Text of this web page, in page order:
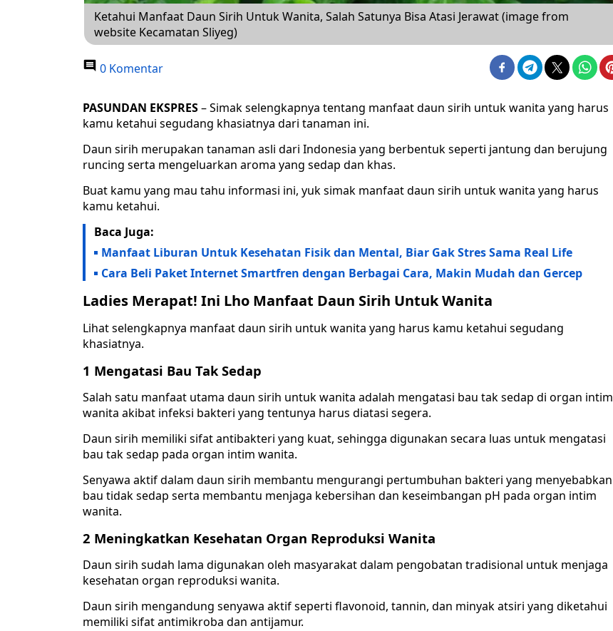
Ketahui Manfaat Daun Sirih Untuk Wanita, Salah Satunya Bisa Atasi Jerawat (image from
website Kecamatan Sliyeg)
0 Komentar
PASUNDAN EKSPRES– Simak selengkapnya tentang manfaat daun sirih untuk wanita yang harus
kamu ketahui segudang khasiatnya dari tanaman ini.
Daun sirih merupakan tanaman asli dari Indonesia yang berbentuk seperti jantung dan berujung
runcing serta mengeluarkan aroma yang sedap dan khas.
Buat kamu yang mau tahu informasi ini, yuk simak manfaat daun sirih untuk wanita yang harus
kamu ketahui.
Baca Juga:
Manfaat Liburan Untuk Kesehatan Fisik dan Mental, Biar Gak Stres Sama Real Life
Cara Beli Paket Internet Smartfren dengan Berbagai Cara, Makin Mudah dan Gercep
Ladies Merapat! Ini Lho Manfaat Daun Sirih Untuk Wanita
Lihat selengkapnya manfaat daun sirih untuk wanita yang harus kamu ketahui segudang
khasiatnya.
1 Mengatasi Bau Tak Sedap
Salah satu manfaat utama daun sirih untuk wanita adalah mengatasi bau tak sedap di organ intim
wanita akibat infeksi bakteri yang tentunya harus diatasi segera.
Daun sirih memiliki sifat antibakteri yang kuat, sehingga digunakan secara luas untuk mengatasi
bau tak sedap pada organ intim wanita.
Senyawa aktif dalam daun sirih membantu mengurangi pertumbuhan bakteri yang menyebabkan
bau tidak sedap serta membantu menjaga kebersihan dan keseimbangan pH pada organ intim
wanita.
2 Meningkatkan Kesehatan Organ Reproduksi Wanita
Daun sirih sudah lama digunakan oleh masyarakat dalam pengobatan tradisional untuk menjaga
kesehatan organ reproduksi wanita.
Daun sirih mengandung senyawa aktif seperti flavonoid, tannin, dan minyak atsiri yang diketahui
memiliki sifat antimikroba dan antijamur.